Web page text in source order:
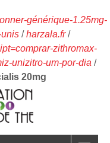
générique-1.25mg-
/harzala.fr/
zithromax-
unizitro-um-por-dia /
20mg